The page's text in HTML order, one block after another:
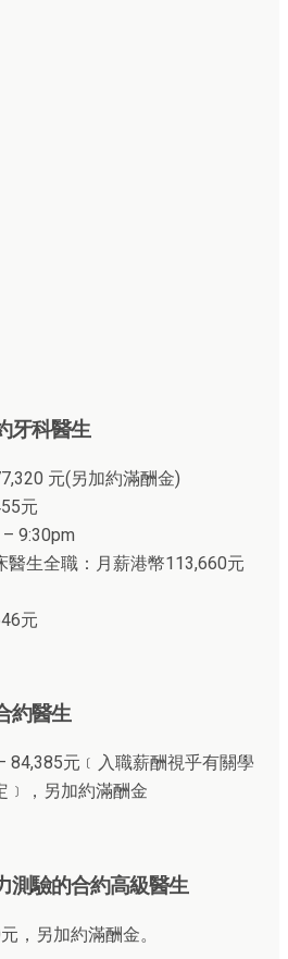
牙科醫生
元(另加約滿酬金)
元
9:30pm
醫生全職：月薪港幣113,660元
元
約醫生
84,385元﹝入職薪酬視乎有關學
﹞，另加約滿酬金
測驗的合約高級醫生
，另加約滿酬金。